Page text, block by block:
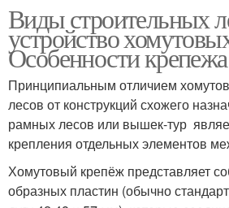
Виды строительных
устройство
Особенности крепежа
Принципиальным отличием
лесов от конструкций схожего
рамных лесов или вышек-тур
крепления отдельных элементов
Хомутовый крепёж представляет
образных пластин (обычно